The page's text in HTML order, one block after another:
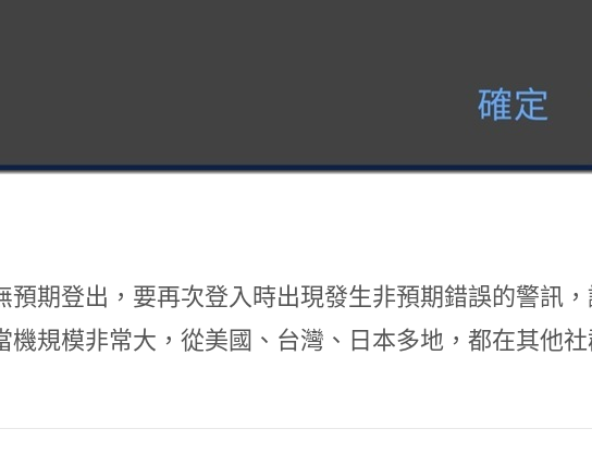
預期登出，要再次登入時出現發生非預期錯誤的警訊
機規模非常大，從美國、台灣、日本多地，都在其他